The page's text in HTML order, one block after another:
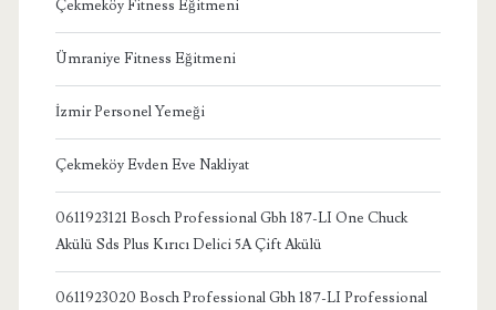
Çekmeköy Fitness Eğitmeni
Ümraniye Fitness Eğitmeni
İzmir Personel Yemeği
Çekmeköy Evden Eve Nakliyat
0611923121 Bosch Professional Gbh 187-LI One Chuck
Akülü Sds Plus Kırıcı Delici 5A Çift Akülü
0611923020 Bosch Professional Gbh 187-LI Professional